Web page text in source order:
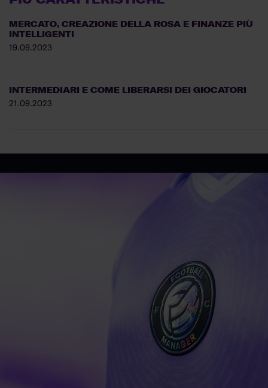
MERCATO, CREAZIONE DELLA ROSA E FINANZE PIÙ
INTELLIGENTI
19.09.2023
INTERMEDIARI E COME LIBERARSI DEI GIOCATORI
21.09.2023